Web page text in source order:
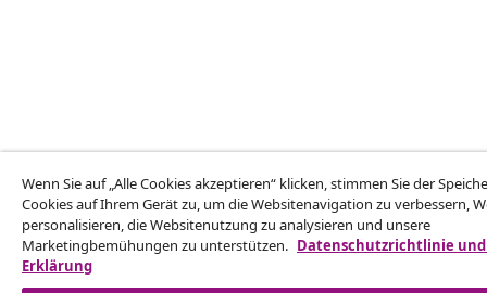
Wenn Sie auf „Alle Cookies akzeptieren“ klicken, stimmen Sie der
Cookies auf Ihrem Gerät zu, um die Websitenavigation zu verbessern,
personalisieren, die Websitenutzung zu analysieren und unsere
Marketingbemühungen zu unterstützen. Datenschutzrichtlinie und
Erklärung